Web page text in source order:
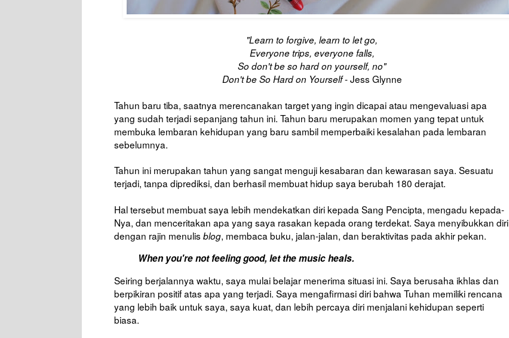
"Learn to forgive, learn to let go,
Everyone trips, everyone falls,
So don't be so hard on yourself, no"
Don't be So Hard on Yourself- Jess Glynne
Tahun baru tiba, saatnya merencanakan target yang ingin dicapai atau mengevaluasi apa
yang sudah terjadi sepanjang tahun ini. Tahun baru merupakan momen yang tepat untuk
membuka lembaran kehidupan yang baru sambil memperbaiki kesalahan pada lembaran
sebelumnya.
Tahun ini merupakan tahun yang sangat menguji kesabaran dan kewarasan saya. Sesuatu
terjadi, tanpa diprediksi, dan berhasil membuat hidup saya berubah 180 derajat.
Hal tersebut membuat saya lebih mendekatkan diri kepada Sang Pencipta, mengadu kepada-
Nya, dan menceritakan apa yang saya rasakan kepada orang terdekat. Saya menyibukkan diri
dengan rajin menulis blog, membaca buku, jalan-jalan, dan beraktivitas pada akhir pekan.
When you're not feeling good, let the music heals.
Seiring berjalannya waktu, saya mulai belajar menerima situasi ini. Saya berusaha ikhlas dan
berpikiran positif atas apa yang terjadi. Saya mengafirmasi diri bahwa Tuhan memiliki rencana
yang lebih baik untuk saya, saya kuat, dan lebih percaya diri menjalani kehidupan seperti
biasa.